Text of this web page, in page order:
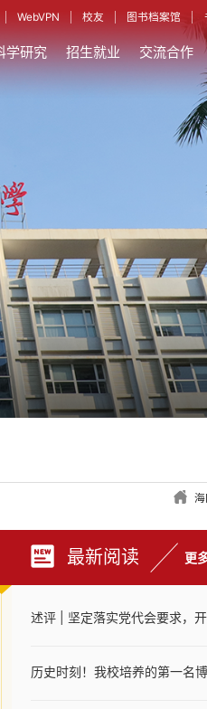
WebVPN 校友 图书档案馆
学研究 招生就业 交流合作
海
最新阅读 更
述评